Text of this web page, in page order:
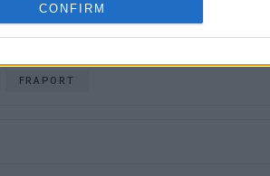
CONFIRM
FRAPORT